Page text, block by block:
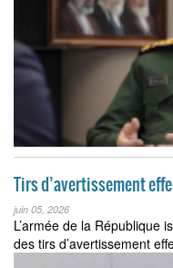
Tirs d’avertissement
juin 05, 2026
L’armée de la République
des tirs d’avertissement